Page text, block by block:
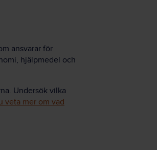
ansvarar för
hjälpmedel och
Undersök vilka
veta mer om vad